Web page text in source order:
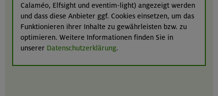
Calaméo, Elfsight und eventim-light) angezeigt werden
und dass diese Anbieter ggf. Cookies einsetzen, um das
Funktionieren ihrer Inhalte zu gewährleisten bzw. zu
optimieren. Weitere Informationen finden Sie in
unserer Datenschutzerklärung.